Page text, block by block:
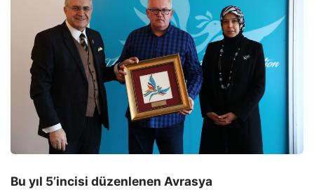
Bu yıl 5’incisi düzenlenen Avrasya